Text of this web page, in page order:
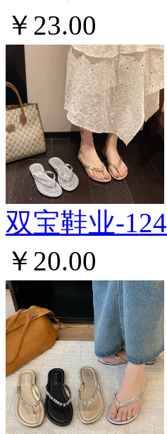
￥23.00
双宝鞋业-124
￥20.00